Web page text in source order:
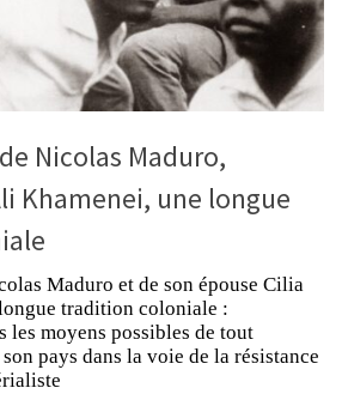
Nicolas Maduro,
Khamenei, une longue
Maduro et de son épouse Cilia
tradition coloniale :
les moyens possibles de tout
pays dans la voie de la résistance